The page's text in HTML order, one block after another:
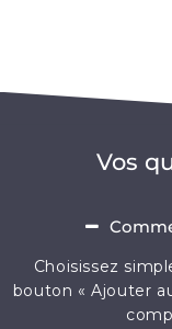
Vos
Choisissez
bouton « Ajouter